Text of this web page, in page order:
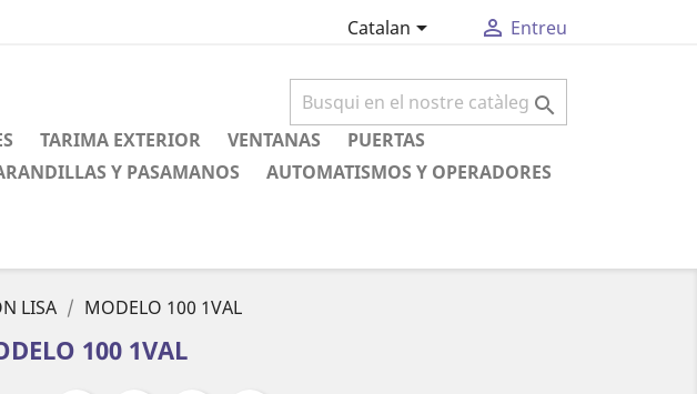
Catalan  Entreu

TARIMA EXTERIOR VENTANAS
PUERTAS
Y PASAMANOS
AUTOMATISMOS Y OPERADORES
LISA MODELO 100 1VAL
100 1VAL